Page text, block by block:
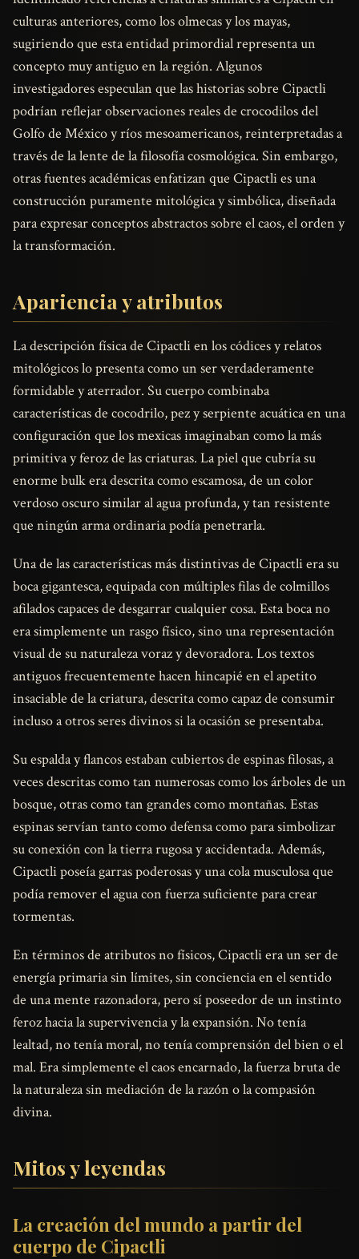
culturas anteriores, como los olmecas y los mayas,
sugiriendo que esta entidad primordial representa un
concepto muy antiguo en la región. Algunos
investigadores especulan que las historias sobre Cipactli
podrían reflejar observaciones reales de crocodilos del
Golfo de México y ríos mesoamericanos, reinterpretadas a
través de la lente de la filosofía cosmológica. Sin embargo,
otras fuentes académicas enfatizan que Cipactli es una
construcción puramente mitológica y simbólica, diseñada
para expresar conceptos abstractos sobre el caos, el orden y
la transformación.
Apariencia y atributos
La descripción física de Cipactli en los códices y relatos
mitológicos lo presenta como un ser verdaderamente
formidable y aterrador. Su cuerpo combinaba
características de cocodrilo, pez y serpiente acuática en una
configuración que los mexicas imaginaban como la más
primitiva y feroz de las criaturas. La piel que cubría su
enorme bulk era descrita como escamosa, de un color
verdoso oscuro similar al agua profunda, y tan resistente
que ningún arma ordinaria podía penetrarla.
Una de las características más distintivas de Cipactli era su
boca gigantesca, equipada con múltiples filas de colmillos
afilados capaces de desgarrar cualquier cosa. Esta boca no
era simplemente un rasgo físico, sino una representación
visual de su naturaleza voraz y devoradora. Los textos
antiguos frecuentemente hacen hincapié en el apetito
insaciable de la criatura, descrita como capaz de consumir
incluso a otros seres divinos si la ocasión se presentaba.
Su espalda y flancos estaban cubiertos de espinas filosas, a
veces descritas como tan numerosas como los árboles de un
bosque, otras como tan grandes como montañas. Estas
espinas servían tanto como defensa como para simbolizar
su conexión con la tierra rugosa y accidentada. Además,
Cipactli poseía garras poderosas y una cola musculosa que
podía remover el agua con fuerza suficiente para crear
tormentas.
En términos de atributos no físicos, Cipactli era un ser de
energía primaria sin límites, sin conciencia en el sentido
de una mente razonadora, pero sí poseedor de un instinto
feroz hacia la supervivencia y la expansión. No tenía
lealtad, no tenía moral, no tenía comprensión del bien o el
mal. Era simplemente el caos encarnado, la fuerza bruta de
la naturaleza sin mediación de la razón o la compasión
divina.
Mitos y leyendas
La creación del mundo a partir del
cuerpo de Cipactli